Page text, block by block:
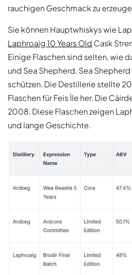
rauchigen Geschmack zu
Sie können Hauptwhiskys wie
Laphroaig 10 Years Old Cask
Einige Flaschen sind selten, wie
und Sea Shepherd. Sea
schützen. Die Destillerie stellte
Flaschen für Feis Ìle her. Die
2008. Diese Flaschen zeigen
und lange Geschichte.